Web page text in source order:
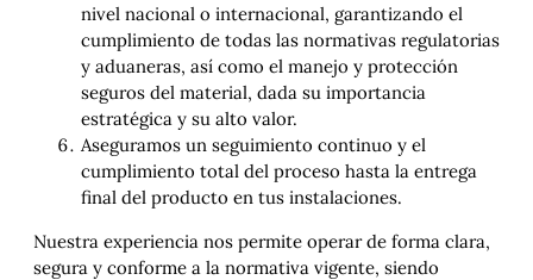
nivel nacional o internacional, garantizando el
cumplimiento de todas las normativas regulatorias
y aduaneras, así como el manejo y protección
seguros del material, dada su importancia
estratégica y su alto valor.
Aseguramos un seguimiento continuo y el
cumplimiento total del proceso hasta la entrega
final del producto en tus instalaciones.
Nuestra experiencia nos permite operar de forma clara,
segura y conforme a la normativa vigente, siendo